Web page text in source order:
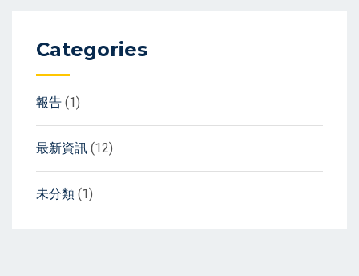
Categories
報告 (1)
最新資訊 (12)
未分類 (1)